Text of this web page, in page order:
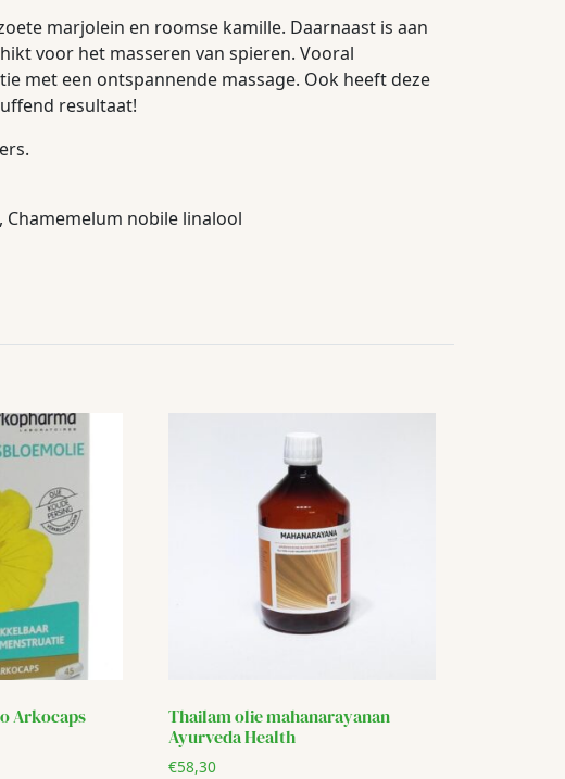
marjolein en roomse kamille. Daarnaast is aan
voor het masseren van spieren. Vooral
met een ontspannende massage. Ook heeft deze
resultaat!
nobile linalool
Arkocaps
Thailam olie mahanarayanan
Ayurveda Health
€58,30